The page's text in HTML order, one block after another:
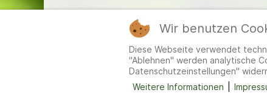
Wir benutzen
Diese Webseite verwendet
"Ablehnen" werden analytische
Datenschutzeinstellungen"
Weitere Informationen